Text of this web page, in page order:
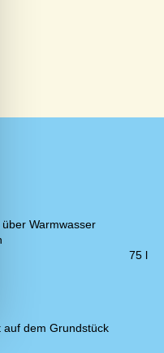
über Warmwasser
75 l
auf dem Grundstück